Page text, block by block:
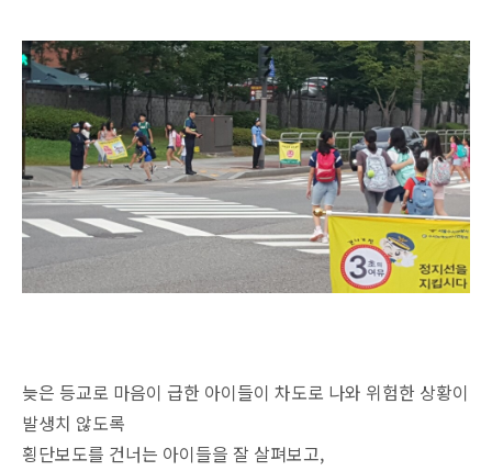
늦은 등교로 마음이 급한 아이들이 차도로 나와 위험한 상황이
발생치 않도록
횡단보도를 건너는 아이들을 잘 살펴보고,